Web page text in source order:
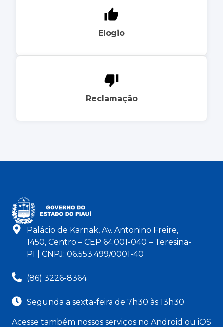
Elogio
Reclamação
Palácio de Karnak, Av. Antonino Freire,
1450, Centro – CEP 64.001-040 – Teresina-
PI | CNPJ: 06.553.499/0001-40
(86) 3226-8364
Segunda a sexta-feira de 7h30 às 13h30
Acesse também nossos serviços no Android ou iOS